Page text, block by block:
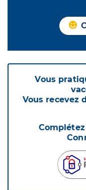
Vous
Vous recevez